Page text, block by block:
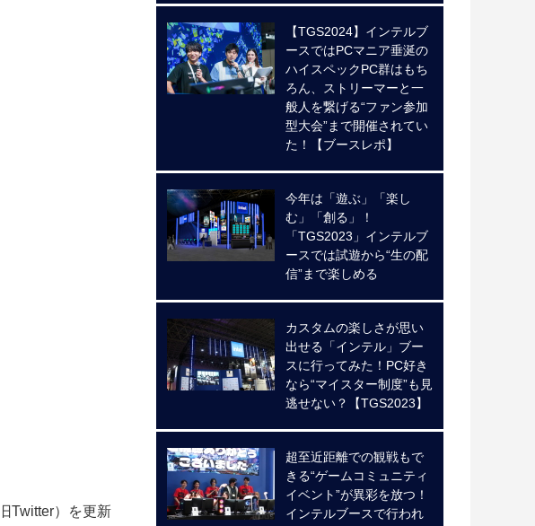
Twitter）を更新
【TGS2024】インテルブ
ースではPCマニア垂涎の
ハイスペックPC群はもち
ろん、ストリーマーと一
般人を繋げる“ファン参加
型大会”まで開催されてい
た！【ブースレポ】
今年は「遊ぶ」「楽し
む」「創る」！
「TGS2023」インテルブ
ースでは試遊から“生の配
信”まで楽しめる
カスタムの楽しさが思い
出せる「インテル」ブー
スに行ってみた！PC好き
なら“マイスター制度”も見
逃せない？【TGS2023】
超至近距離での観戦もで
きる“ゲームコミュニティ
イベント”が異彩を放つ！
インテルブースで行われ